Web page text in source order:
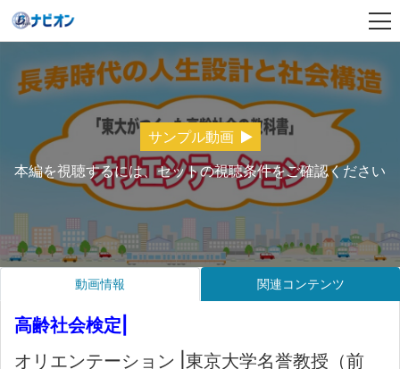
サンプル動画
本編を視聴するには、セットの視聴条件をご確認ください
動画情報 関連コンテンツ
高齢社会検定|
オリエンテーション |東京大学名誉教授（前